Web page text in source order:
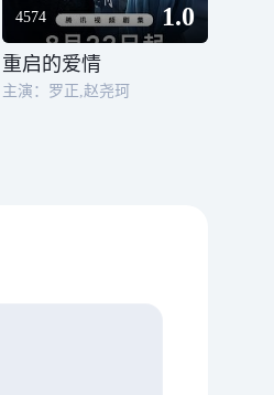
4574 1.0
重启的爱情
主演：罗正,赵尧珂